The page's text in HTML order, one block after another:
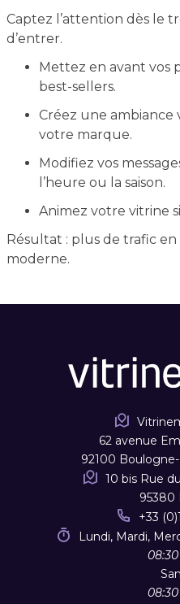
Captez l’attention dès le
d’entrer.
Mettez en avant vos
best-sellers.
Créez une ambiance
votre marque.
Modifiez vos
l’heure ou la saison.
Animez votre vitrine
Résultat : plus de trafic
moderne.
62 avenue
92100
10 bis Rue
95380
+33
Lundi, Mardi,
08:30
08:30